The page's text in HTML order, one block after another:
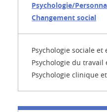
Psychologie/
Changement social
Psychologie sociale
Psychologie du travail
Psychologie clinique